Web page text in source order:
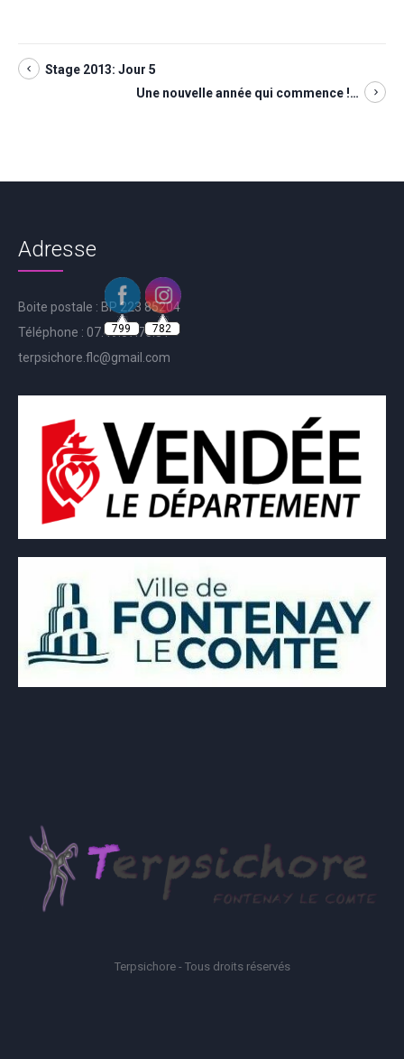
Stage 2013: Jour 5
Une nouvelle année qui commence !…
Adresse
Boite postale : BP 223 85204
Téléphone : 07.49.57.76.81
terpsichore.flc@gmail.com
Terpsichore - Tous droits réservés
799 782